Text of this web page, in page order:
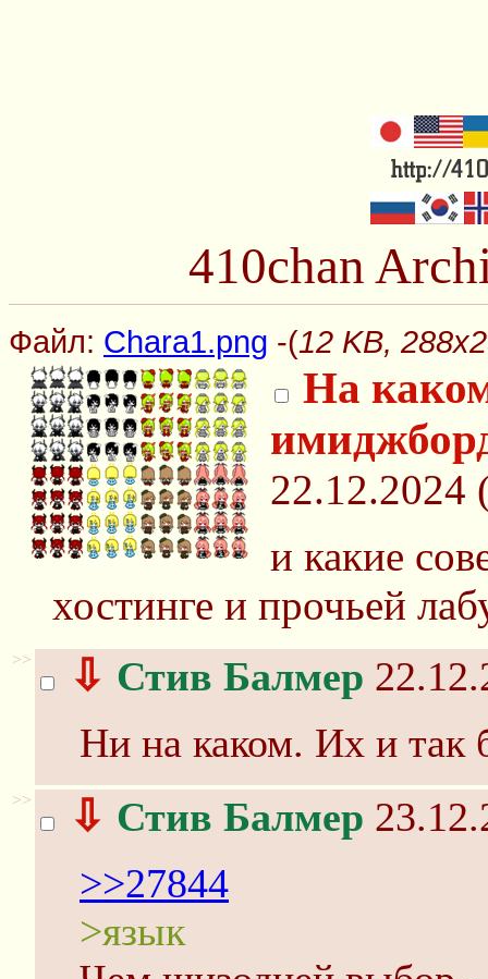
410chan
Файл: Chara1.png -(12 KB,
На
22.12.2024
и какие
хостинге и прочьей
>> ⇩ Стив Балмер
Ни на каком. Их и так
>> ⇩ Стив Балмер
>>27844
>язык